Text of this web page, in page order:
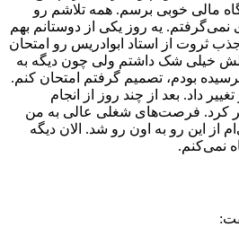
مالی خوبی برسم. همه تلاشم رو
یه روز یکی از دوستانم بهم
ثروت از استاد ابوادریس رو امتحان
خیلی شک داشتم ولی چون دیگه به
بودم، تصمیم گرفتم امتحان کنم.
داد. بعد از چند روز از انجام
کرد. فرصت‌های شغلی عالی به من
از این رو به اون رو شد. الان دیگه
نمی‌کنم.